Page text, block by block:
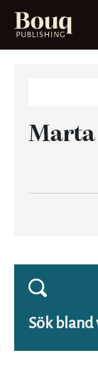
Marta
Sök bland